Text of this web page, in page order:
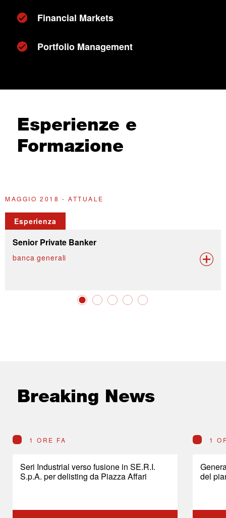
Financial Markets
Portfolio Management
Esperienze e
Formazione
MAGGIO 2018 - ATTUALE
Esperienza
Senior Private Banker
banca generali
Breaking News
1 ORE FA
Seri Industrial verso fusione in SE.R.I.
S.p.A. per delisting da Piazza Affari
1
del